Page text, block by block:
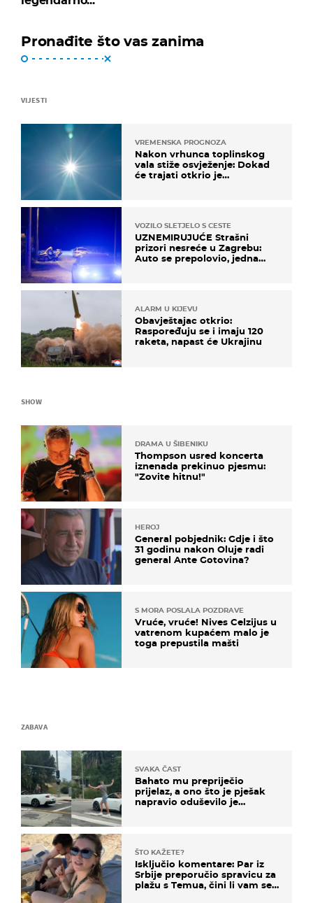
Pronađite što vas zanima
VIJESTI
VREMENSKA PROGNOZA
Nakon vrhunca toplinskog
vala stiže osvježenje: Dokad
će trajati otkrio je
VOZILO SLETJELO S CESTE
UZNEMIRUJUĆE Strašni
prizori nesreće u Zagrebu:
Auto se prepolovio, jedna
ALARM U KIJEVU
Obavještajac otkrio:
Raspoređuju se i imaju 120
raketa, napast će Ukrajinu
SHOW
DRAMA U ŠIBENIKU
Thompson usred koncerta
iznenada prekinuo pjesmu:
"Zovite hitnu!"
HEROJ
General pobjednik: Gdje i što
31 godinu nakon Oluje radi
general Ante Gotovina?
S MORA POSLALA POZDRAVE
Vruće, vruće! Nives Celzijus u
vatrenom kupaćem malo je
toga prepustila mašti
ZABAVA
SVAKA ČAST
Bahato mu prepriječio
prijelaz, a ono što je pješak
napravio oduševilo je
ŠTO KAŽETE?
Isključio komentare: Par iz
Srbije preporučio spravicu za
plažu s Temua, čini li vam se